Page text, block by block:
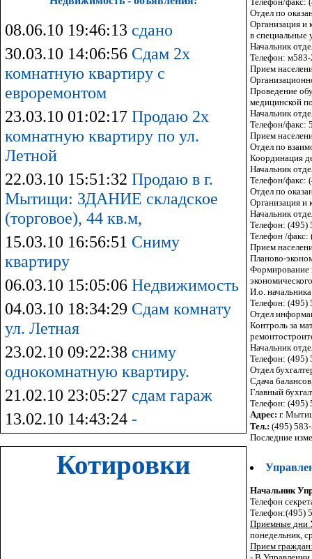
08.06.10 19:46:13 сдано
30.03.10 14:06:56 Сдам 2х
комнатную квартиру с
евроремонтом
23.03.10 01:02:17 Продаю 2х
комнатную квартиру по ул.
Летной
22.03.10 15:51:32 Продаю в г.
Мытищи: ЗДАНИЕ складское
(торговое), 44 кв.м,
15.03.10 16:56:51 Сниму
квартиру
06.03.10 15:05:06 Недвижимость
04.03.10 18:34:29 Сдам комнату
ул. Летная
23.02.10 09:22:38 сниму
однокомнатную квартиру.
21.02.10 23:05:27 сдам гараж
13.02.10 14:43:24 -
Котировки
Отдел по
Организация и
в специальные
Начальник
Телефон:
Прием
Проведение
медицинской
Начальник
Телефон/факс:
Прием
Отдел по
Координация
Начальник
Телефон/факс:
Отдел по
Организация и
Начальник
Телефон: (495)
Телефон /
Прием
Планово-
Формирование
И.о.
Телефон: (495)
Отдел
Контроль за
Начальник
Телефон: (495)
Отдел
Сдача
Главный
Телефон: (495)
Адрес: г.
Тел.: (495)
Последние
Начальник
Телефон
Телефон:(495)
Приемные дни
понедельник,
Прием